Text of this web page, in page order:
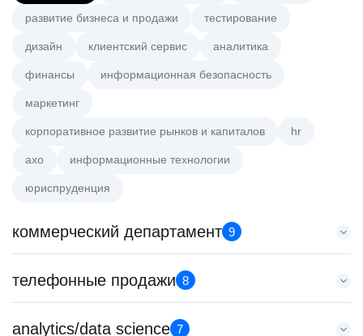
развитие бизнеса и продажи тестирование
дизайн клиентский сервис аналитика
финансы информационная безопасность
маркетинг
корпоративное развитие рынков и капиталов hr
axo информационные технологии
юриспруденция
коммерческий департамент 9
Key Account Manager (EdTech)
HeadHunter::Коммерческий департамент
150000 ₽
телефонные продажи 8
Менеджер по продажам B2B
analytics/data science 7